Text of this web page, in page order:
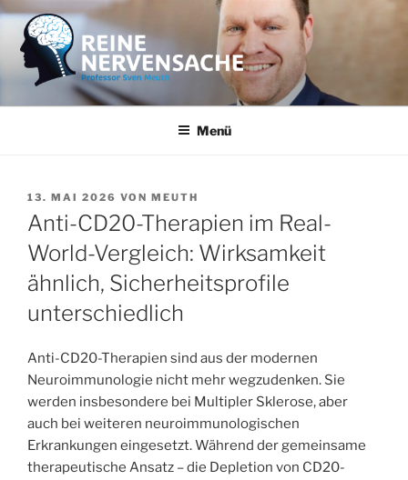
Zum
Inhalt
springen
REINE NERVENSACHE
Professor Sven Meuth
Menü
VERÖFFENTLICHT
AM
13. MAI 2026 VON MEUTH
Anti-CD20-Therapien im Real-
World-Vergleich: Wirksamkeit
ähnlich, Sicherheitsprofile
unterschiedlich
Anti-CD20-Therapien sind aus der modernen
Neuroimmunologie nicht mehr wegzudenken. Sie
werden insbesondere bei Multipler Sklerose, aber
auch bei weiteren neuroimmunologischen
Erkrankungen eingesetzt. Während der gemeinsame
therapeutische Ansatz – die Depletion von CD20-